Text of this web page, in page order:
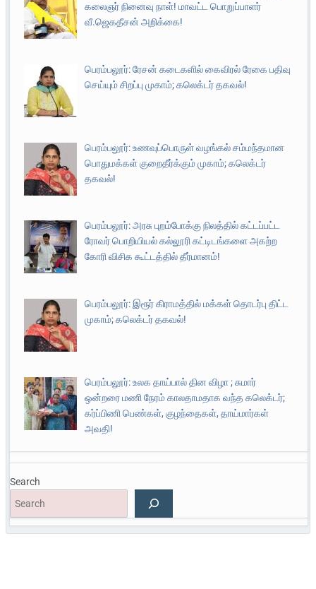
கலைஞர் நினைவு நாள்! மாவட்ட பொறுப்பாளர்
வீ.ஜெகதீசன் அறிக்கை!
பெரம்பலூர்: ரேசன் கடைகளில் கைவிரல் ரேகை பதிவு
செய்யும் சிறப்பு முகாம்; கலெக்டர் தகவல்!
பெரம்பலூர்: உணவுப்பொருள் வழங்கல் சம்மந்தமான
பொதுமக்கள் குறைதீர்க்கும் முகாம்; கலெக்டர்
தகவல்!
பெரம்பலூர்: அரசு புறம்போக்கு நிலத்தில் கட்டப்பட்ட
ரோவர் பொறியியல் கல்லூரி கட்டிடங்களை அகற்ற
கோரி விசிக கூட்டத்தில் தீர்மானம்!
பெரம்பலூர்: இரூர் கிராமத்தில் மக்கள் தொடர்பு திட்ட
முகாம்; கலெக்டர் தகவல்!
பெரம்பலூர்: உலக தாய்பால் தின விழா ; சுமார்
ஒன்றரை மணி நேரம் காலதாமதாக வந்த கலெக்டர்;
கர்ப்பிணி பெண்கள், குழந்தைகள், தாய்மார்கள்
அவதி!
Search